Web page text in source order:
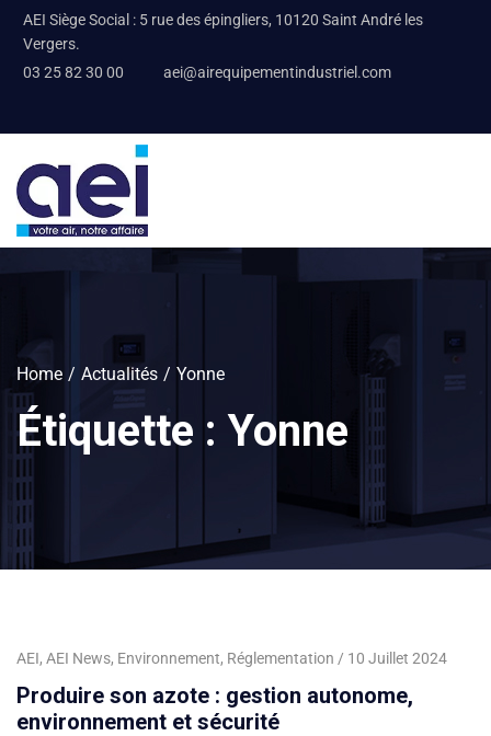
AEI Siège Social : 5 rue des épingliers, 10120 Saint André les
Vergers.
03 25 82 30 00
aei@airequipementindustriel.com
Home Actualités Yonne
Étiquette :Yonne
AEI, AEI News, Environnement, Réglementation 10 Juillet 2024
Produire son azote : gestion autonome,
environnement et sécurité